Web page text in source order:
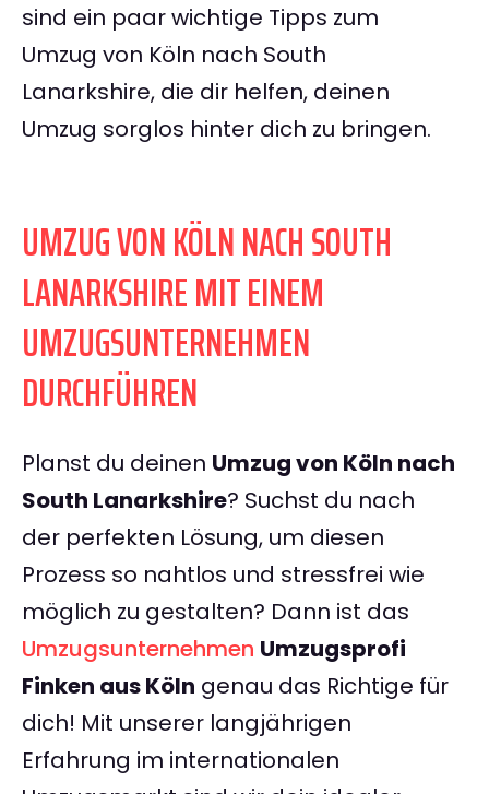
sind ein paar wichtige Tipps zum
Umzug von Köln nach South
Lanarkshire, die dir helfen, deinen
Umzug sorglos hinter dich zu bringen.
UMZUG VON KÖLN NACH SOUTH
LANARKSHIRE MIT EINEM
UMZUGSUNTERNEHMEN
DURCHFÜHREN
Planst du deinen Umzug von Köln nach
South Lanarkshire? Suchst du nach
der perfekten Lösung, um diesen
Prozess so nahtlos und stressfrei wie
möglich zu gestalten? Dann ist das
Umzugsunternehmen Umzugsprofi
Finken aus Köln genau das Richtige für
dich! Mit unserer langjährigen
Erfahrung im internationalen